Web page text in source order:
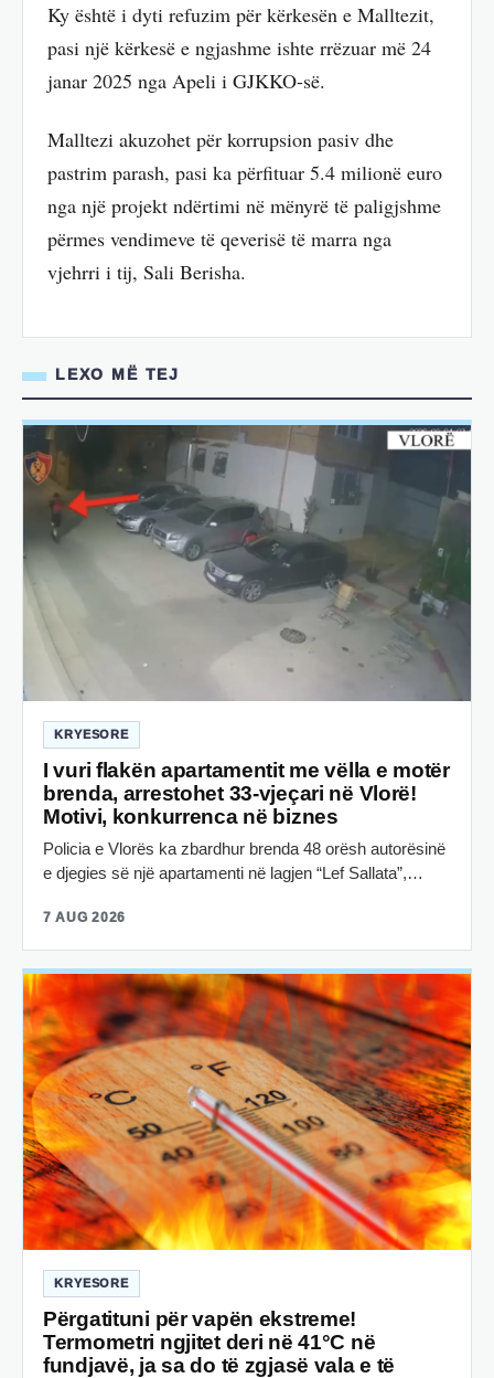
Ky është i dyti refuzim për kërkesën e Malltezit,
pasi një kërkesë e ngjashme ishte rrëzuar më 24
janar 2025 nga Apeli i GJKKO-së.
Malltezi akuzohet për korrupsion pasiv dhe
pastrim parash, pasi ka përfituar 5.4 milionë euro
nga një projekt ndërtimi në mënyrë të paligjshme
përmes vendimeve të qeverisë të marra nga
vjehrri i tij, Sali Berisha.
LEXO MË TEJ
KRYESORE
I vuri flakën apartamentit me vëlla e motër
brenda, arrestohet 33-vjeçari në Vlorë!
Motivi, konkurrenca në biznes
Policia e Vlorës ka zbardhur brenda 48 orësh autorësinë
e djegies së një apartamenti në lagjen “Lef Sallata”,…
7 AUG 2026
KRYESORE
Përgatituni për vapën ekstreme!
Termometri ngjitet deri në 41°C në
fundjavë, ja sa do të zgjasë vala e të